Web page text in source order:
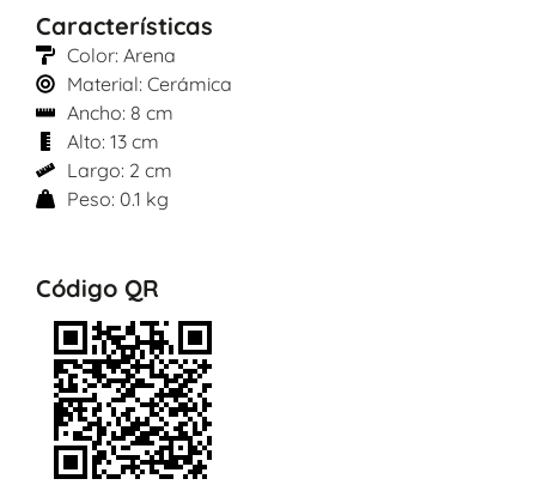
Características
Color: Arena
Material: Cerámica
Ancho: 8 cm
Alto: 13 cm
Largo: 2 cm
Peso: 0.1 kg
Código QR